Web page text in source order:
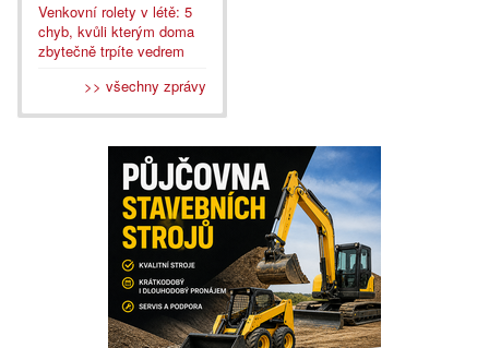
Venkovní rolety v létě: 5
chyb, kvůli kterým doma
zbytečně trpíte vedrem
>> všechny zprávy